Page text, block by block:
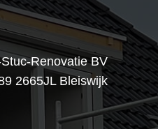
Renovatie BV
2665JL Bleiswijk